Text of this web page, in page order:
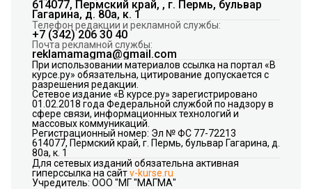
614077, Пермский край, , г. Пермь, бульвар
Гагарина, д. 80а, к. 1
Телефон редакции и рекламной службы:
+7 (342) 206 30 40
Почта рекламной службы:
reklamamagma@gmail.com
При использовании материалов ссылка на портал «В
курсе.ру» обязательна, цитирование допускается с
разрешения редакции.
Сетевое издание «В курсе.ру» зарегистрировано
01.02.2018 года Федеральной службой по надзору в
сфере связи, информационных технологий и
массовых коммуникаций.
Регистрационный номер: Эл № ФС 77-72213
614077, Пермский край, г. Пермь, бульвар Гагарина, д.
80а, к. 1
Для сетевых изданий обязательна активная
гиперссылка на сайтv-kurse.ru
Учредитель: ООО "МГ "МАГМА"